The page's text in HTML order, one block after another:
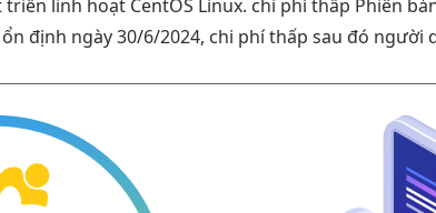
triển linh hoạt CentOS Linux. chi phí thấp Phiên
ổn định ngày 30/6/2024, chi phí thấp sau đó người